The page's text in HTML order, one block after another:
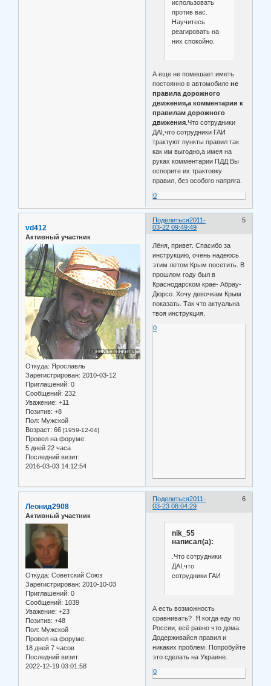
использовать
против вас.
Научитесь
реагировать на
них спокойно.
А еще не помешает иметь
постоянно в автомобилене
правила дорожного
движения,а комментарии к
правилам дорожного
движения .Что сотрудники
ДАI,что сотрудники ГАИ
трактуют пункты правил так
как им выгодно,а имея на
руках комментарии ПДД Вы
оспорите их трактовку
правил, без особого напряга.
0
Поделиться 5
2011-
03-22 09:49:49
vd412
Активный участник
Откуда: Ярославль
Зарегистрирован: 2010-03-12
Приглашений: 0
Сообщений: 232
Уважение: +11
Позитив: +8
Пол: Мужской
Возраст: 66 [1959-12-04]
Провел на форуме:
5 дней 22 часа
Последний визит:
2016-03-03 14:12:54
Лёня, привет. Спасибо за
инструкцию, очень надеюсь
этим летом Крым посетить. В
прошлом году был в
Краснодарском крае- Абрау-
Дюрсо. Хочу девочкам Крым
показать. Так что актуальна
твоя инструкция.
0
Поделиться 6
2011-
03-23 08:04:29
Леонид2908
Активный участник
Откуда: Советский Союз
Зарегистрирован: 2010-10-03
Приглашений: 0
Сообщений: 1039
Уважение: +23
Позитив: +48
Пол: Мужской
Провел на форуме:
18 дней 7 часов
Последний визит:
2022-12-19 03:01:58
nik_55
написал(а):
.Что сотрудники
ДАI,что
сотрудники ГАИ
А есть возможность
сравнивать? Я когда еду по
России, всё равно что дома.
Додерживайся правил и
никаких проблем. Попробуйте
это сделать на Украине.
0